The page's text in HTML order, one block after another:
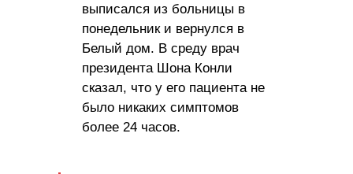
выписался из больницы в
понедельник и вернулся в
Белый дом. В среду врач
президента Шона Конли
сказал, что у его пациента не
было никаких симптомов
более 24 часов.